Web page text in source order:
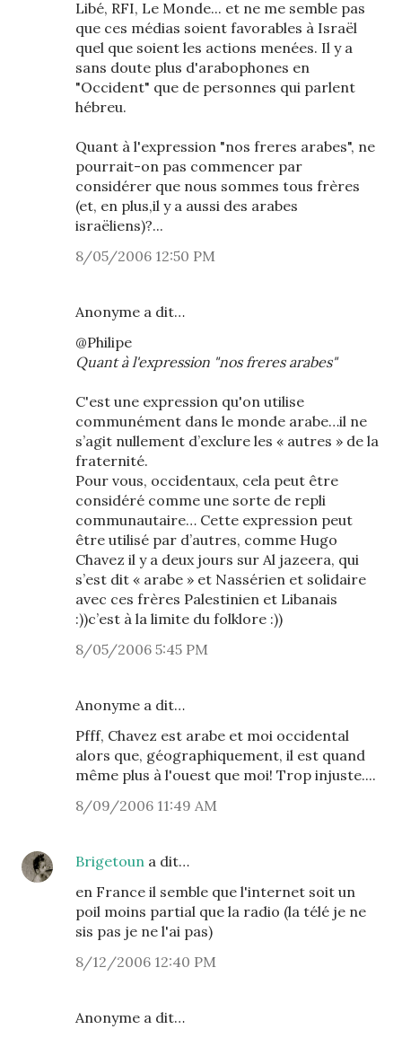
Libé, RFI, Le Monde... et ne me semble pas
que ces médias soient favorables à Israël
quel que soient les actions menées. Il y a
sans doute plus d'arabophones en
"Occident" que de personnes qui parlent
hébreu.
Quant à l'expression "nos freres arabes", ne
pourrait-on pas commencer par
considérer que nous sommes tous frères
(et, en plus,il y a aussi des arabes
israëliens)?...
8/05/2006 12:50 PM
Anonyme a dit…
@Philipe
Quant à l'expression "nos freres arabes"
C'est une expression qu'on utilise
communément dans le monde arabe…il ne
s’agit nullement d’exclure les « autres » de la
fraternité.
Pour vous, occidentaux, cela peut être
considéré comme une sorte de repli
communautaire… Cette expression peut
être utilisé par d’autres, comme Hugo
Chavez il y a deux jours sur Al jazeera, qui
s’est dit « arabe » et Nassérien et solidaire
avec ces frères Palestinien et Libanais
:))c’est à la limite du folklore :))
8/05/2006 5:45 PM
Anonyme a dit…
Pfff, Chavez est arabe et moi occidental
alors que, géographiquement, il est quand
même plus à l'ouest que moi! Trop injuste....
8/09/2006 11:49 AM
Brigetoun a dit…
en France il semble que l'internet soit un
poil moins partial que la radio (la télé je ne
sis pas je ne l'ai pas)
8/12/2006 12:40 PM
Anonyme a dit…